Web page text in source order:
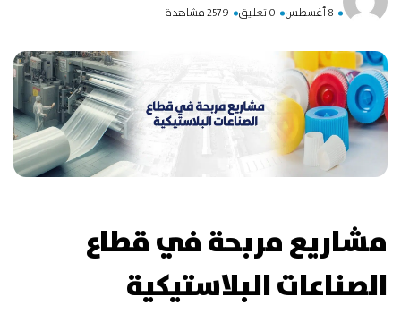
8 أغسطس 0 تعليق 2579 مشاهدة
مشاريع مربحة في قطاع
الصناعات البلاستيكية